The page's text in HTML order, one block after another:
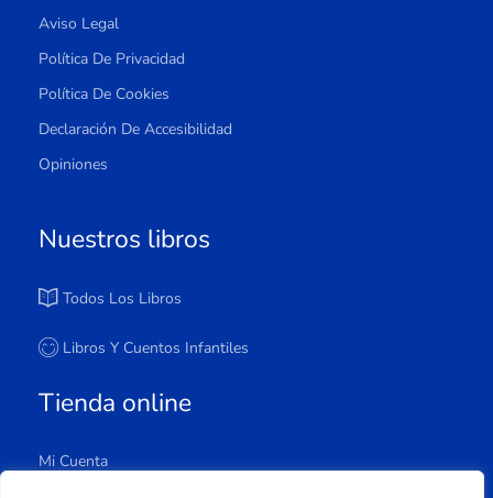
Aviso Legal
Política De Privacidad
Política De Cookies
Declaración De Accesibilidad
Opiniones
Nuestros libros
Todos Los Libros
Libros Y Cuentos Infantiles
Tienda online
Mi Cuenta